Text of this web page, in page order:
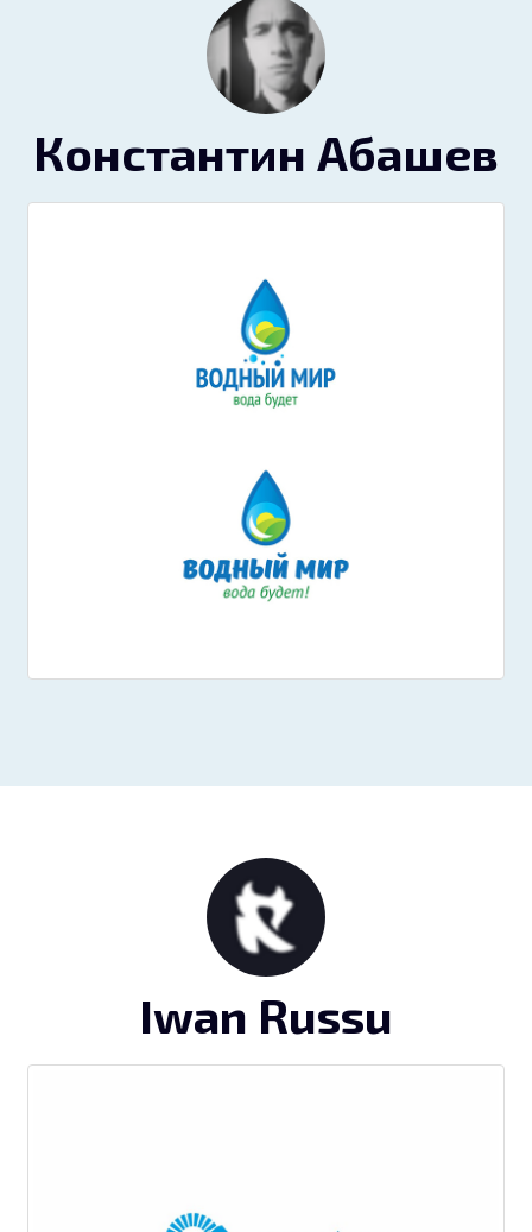
Константин Абашев
Iwan Russu